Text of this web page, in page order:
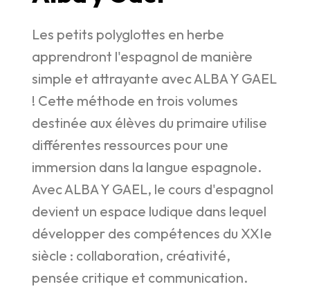
Les petits polyglottes en herbe
apprendront l'espagnol de manière
simple et attrayante avec ALBA Y GAEL
! Cette méthode en trois volumes
destinée aux élèves du primaire utilise
différentes ressources pour une
immersion dans la langue espagnole.
Avec ALBA Y GAEL, le cours d'espagnol
devient un espace ludique dans lequel
développer des compétences du XXIe
siècle : collaboration, créativité,
pensée critique et communication.